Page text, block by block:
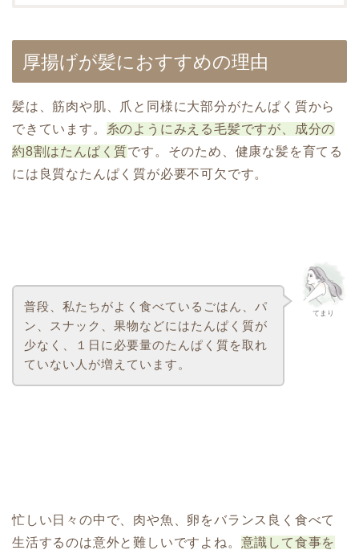
厚揚げが髪におすすめの理由
髪は、筋肉や肌、爪と同様に大部分がたんぱく質から
できています。
糸のようにみえる毛髪ですが、成分の
約8割はたんぱく質です。そのため、健康な髪を育てる
には良質なたんぱく質が必要不可欠です。
てまり
普段、私たちがよく食べているごはん、パ
ン、スナック、果物などにはたんぱく質が
少なく、１日に必要量のたんぱく質を取れ
ていない人が増えています。
忙しい日々の中で、肉や魚、卵をバランス良く食べて
生活するのは意外と難しいですよね。 意識して食事を